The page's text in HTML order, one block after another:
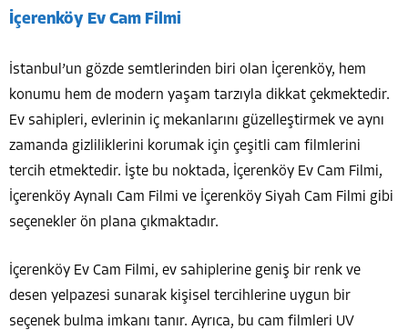
İçerenköy Ev Cam Filmi
İstanbul’un gözde semtlerinden biri olan İçerenköy, hem
konumu hem de modern yaşam tarzıyla dikkat çekmektedir.
Ev sahipleri, evlerinin iç mekanlarını güzelleştirmek ve aynı
zamanda gizliliklerini korumak için çeşitli cam filmlerini
tercih etmektedir. İşte bu noktada, İçerenköy Ev Cam Filmi,
İçerenköy Aynalı Cam Filmi ve İçerenköy Siyah Cam Filmi gibi
seçenekler ön plana çıkmaktadır.
İçerenköy Ev Cam Filmi, ev sahiplerine geniş bir renk ve
desen yelpazesi sunarak kişisel tercihlerine uygun bir
seçenek bulma imkanı tanır. Ayrıca, bu cam filmleri UV